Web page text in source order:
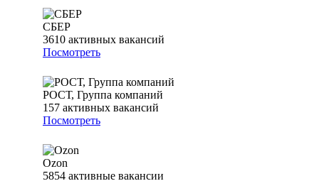
СБЕР
3610 активных вакансий
Посмотреть
РОСТ, Группа компаний
157 активных вакансий
Посмотреть
Ozon
5854 активные вакансии